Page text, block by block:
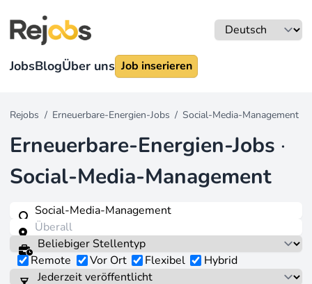
JobsBlogÜber uns Job inserieren
Rejobs / Erneuerbare-Energien-Jobs / Social-Media-Management
Erneuerbare-Energien-Jobs ·
Social-Media-Management
Remote Vor Ort Flexibel Hybrid